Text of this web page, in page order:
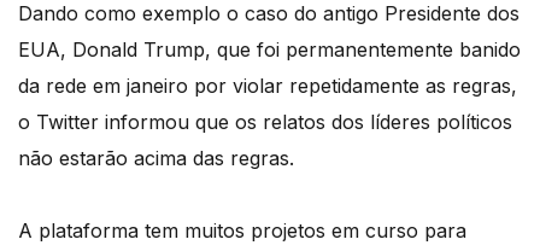
Dando como exemplo o caso do antigo Presidente dos
EUA, Donald Trump, que foi permanentemente banido
da rede em janeiro por violar repetidamente as regras,
o Twitter informou que os relatos dos líderes políticos
não estarão acima das regras.
A plataforma tem muitos projetos em curso para